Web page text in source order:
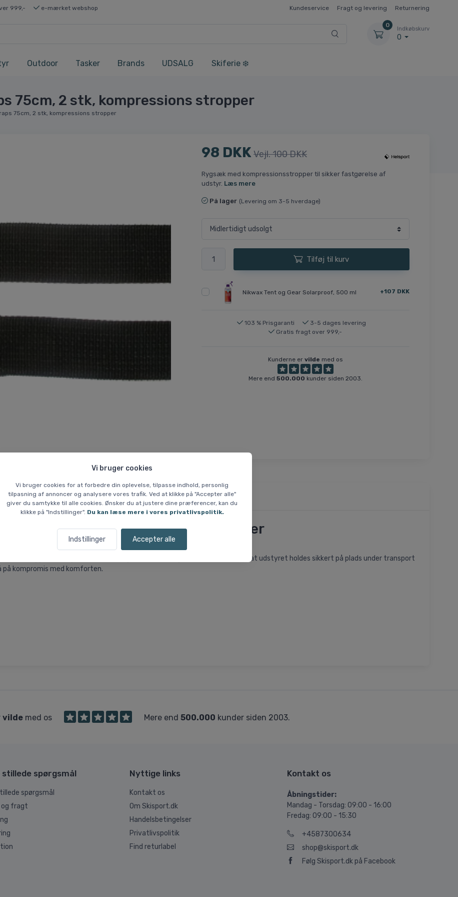
Vi bruger cookies
Vi bruger cookies for at forbedre din oplevelse, tilpasse indhold, personlig
tilpasning af annoncer og analysere vores trafik. Ved at klikke på "Accepter alle"
giver du samtykke til alle cookies. Ønsker du at justere dine præferencer, kan du
klikke på "Indstillinger". Du kan læse mere i vores privatlivspolitik.
Indstillinger Accepter alle
999,- e-mærket webshop Kundeservice Fragt og levering Returnering
0
Indkøbskurv
0
Outdoor Tasker Brands UDSALG Skiferie ❄️
75cm, 2 stk, kompressions stropper
75cm, 2 stk, kompressions stropper
98 DKK Vejl. 100 DKK
Rygsæk med kompressionsstropper til sikker fastgørelse af
udstyr. Læs mere
På lager (Levering om 3-5 hverdage)
Tilføj til kurv
Nikwax Tent og Gear Solarproof, 500 ml +107 DKK
103 % Prisgaranti
3-5 dages levering
Gratis fragt over 999,-
Kunderne er vilde med os
Mere end 500.000 kunder siden 2003.
103 % Prisgaranti Hvem er vi?
75cm, 2 stk, kompressions stropper
som liggeunderlag, telt eller andre genstande til rygsækken. Dette sikrer, at udstyret holdes sikkert på plads under transport
kompromis med komforten.
vildemed os Mere end 500.000 kunder siden 2003.
spørgsmål
spørgsmål
og fragt
Nyttige links
Kontakt os
Om Skisport.dk
Handelsbetingelser
Privatlivspolitik
Find returlabel
Kontakt os
Åbningstider:
Mandag - Torsdag: 09:00 - 16:00
Fredag: 09:00 - 15:30
+4587300634
shop@skisport.dk
Følg Skisport.dk på Facebook